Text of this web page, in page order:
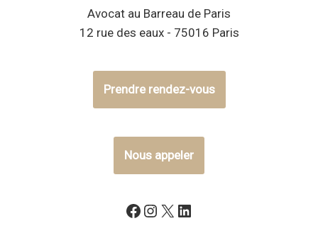
Avocat au Barreau de Paris
12 rue des eaux - 75016 Paris
Prendre rendez-vous
Nous appeler